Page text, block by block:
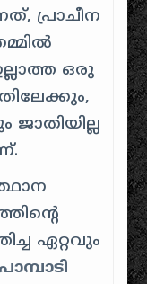
പ്രാചീന
ഒരു
ഏറ്റവും
പാമ്പാടി